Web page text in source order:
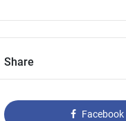
Share
Facebook